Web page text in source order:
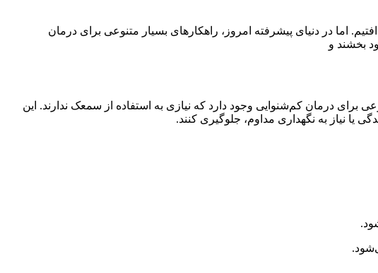
اما در دنیای پیشرفته امروز، راهکارهای بسیار متنوعی برای درمان
بخشند و
برای درمان کم‌شنوایی وجود دارد که نیازی به استفاده از سمعک ندارند. این
یا نیاز به نگهداری مداوم، جلوگیری کنند.